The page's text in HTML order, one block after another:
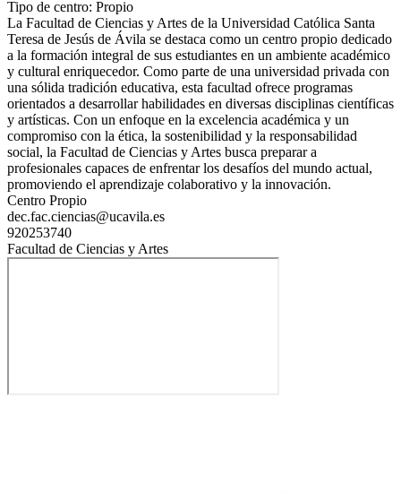
Tipo de centro: Propio
La Facultad de Ciencias y Artes de la Universidad Católica Santa
Teresa de Jesús de Ávila se destaca como un centro propio dedicado
a la formación integral de sus estudiantes en un ambiente académico
y cultural enriquecedor. Como parte de una universidad privada con
una sólida tradición educativa, esta facultad ofrece programas
orientados a desarrollar habilidades en diversas disciplinas científicas
y artísticas. Con un enfoque en la excelencia académica y un
compromiso con la ética, la sostenibilidad y la responsabilidad
social, la Facultad de Ciencias y Artes busca preparar a
profesionales capaces de enfrentar los desafíos del mundo actual,
promoviendo el aprendizaje colaborativo y la innovación.
Centro Propio
dec.fac.ciencias@ucavila.es
920253740
Facultad de Ciencias y Artes